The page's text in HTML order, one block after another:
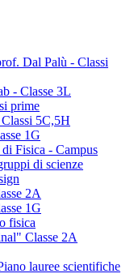
Dal Palù - Classi
- Classe 3L
prime
5C,5H
1G
Fisica - Campus
di scienze
2A
1G
fisica
Classe 2A
lauree scientifiche